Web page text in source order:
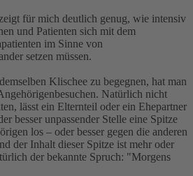
für mich deutlich genug, wie intensiv
und Patienten sich mit dem
im Sinne von
setzen müssen.
Klischee zu begegnen, hat man
Natürlich nicht
lässt ein Elternteil oder ein Ehepartner
besser unpassender Stelle eine Spitze
los – oder besser gegen die anderen
der Inhalt dieser Spitze ist mehr oder
der bekannte Spruch: "Morgens